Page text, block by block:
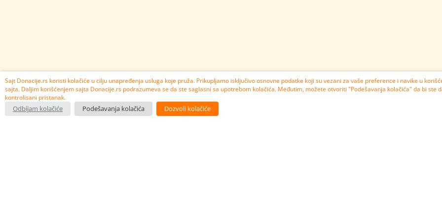
Sajt Donacije.rs koristi kolačiće u cilju unapređenja usluga koje pruža. Prikupljamo isključivo osnovne podatke koji su vezani za vaše preference i navike u
sajta. Daljim korišćenjem sajta Donacije.rs podrazumeva se da ste saglasni sa upotrebom kolačića. Međutim, možete otvoriti "Podešavanja kolačića" da bi ste
kontrolisani pristanak.
Odbijam kolačiće Podešavanja kolačića Dozvoli kolačiće